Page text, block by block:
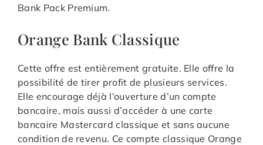
Bank Pack Premium.
Orange Bank Classique
Cette offre est entièrement gratuite. Elle offre la
possibilité de tirer profit de plusieurs services.
Elle encourage déjà l’ouverture d’un compte
bancaire, mais aussi d’accéder à une carte
bancaire Mastercard classique et sans aucune
condition de revenu. Ce compte classique Orange